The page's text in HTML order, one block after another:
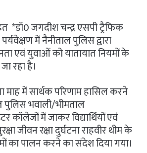
*डॉ0 जगदीश चन्द्र एसपी ट्रैफिक
में नैनीताल पुलिस द्वारा
एवं युवाओं को यातायात नियमों के
रहा है।
माह में सार्थक परिणाम हासिल करने
पुलिस भवाली/भीमताल
कॉलेजों में जाकर विद्यार्थियों एवं
जीवन रक्षा दुर्घटना राहवीर थीम के
का पालन करने का संदेश दिया गया।